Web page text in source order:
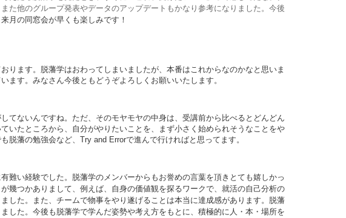
た他のグループ発表やデータのアップデートもかなり参考になりました。今後
月の同窓会が早くも楽しみです！
り ます。 脱藩学はおわってしまいましたが、本番はこれからなのかなと思い ま
ます。 みなさん今後ともどうぞよろしくお願いいたします。
てないんですね。 ただ、そのモヤモヤの中身は、受講前から比べるとどんどん
いたところから、自分がやりたいことを、まず小さく始められそうなことをや
脱藩の勉強会など、Try and Errorで進んで行ければと思ってます。
難い経験でした。脱藩学のメンバーからもお誉めの言葉を頂きとても嬉しかっ
幾つかありまして、例えば、自身の価値観を探るワークで、就活の自己分析の
した。また、チームで物事をやり遂げることは本当に達成感があります。 脱藩
した。 今後も脱藩学で学んだ姿勢や考え方をもとに、積極的に人・本・場所を